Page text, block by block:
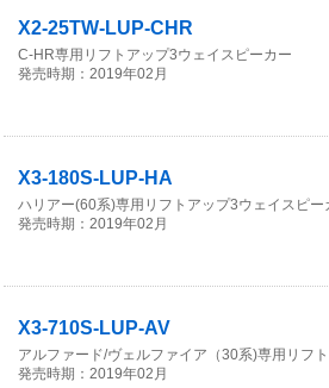
X2-25TW-LUP-CHR
C-HR専用リフトアップ3ウェイスピーカー
発売時期：2019年02月
X3-180S-LUP-HA
ハリアー(60系)専用リフトアップ3ウェイスピー
発売時期：2019年02月
X3-710S-LUP-AV
アルファード/ヴェルファイア（30系)専用リフ
発売時期：2019年02月